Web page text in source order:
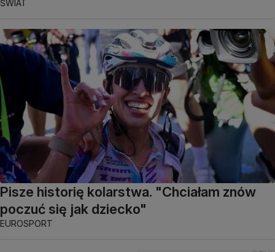
ŚWIAT
Pisze historię kolarstwa. "Chciałam znów
poczuć się jak dziecko"
EUROSPORT